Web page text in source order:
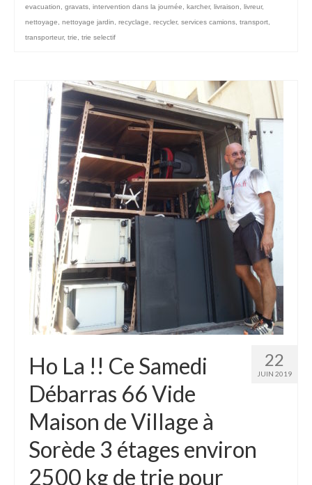
evacuation
gravats intervention dans la journée karcher, livraison livreur,
nettoyage
nettoyage jardin recyclage recycler, services camions transport
transporteur, trie trie selectif
22
JUIN 2019
Ho La !! Ce Samedi
Débarras 66 Vide
Maison de Village à
Sorède 3 étages environ
2500 kg de trie pour